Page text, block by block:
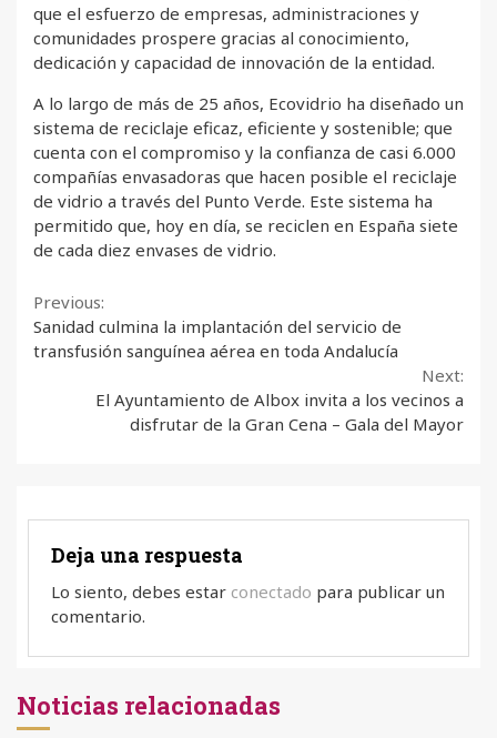
que el esfuerzo de empresas, administraciones y
comunidades prospere gracias al conocimiento,
dedicación y capacidad de innovación de la entidad.
A lo largo de más de 25 años, Ecovidrio ha diseñado un
sistema de reciclaje eficaz, eficiente y sostenible; que
cuenta con el compromiso y la confianza de casi 6.000
compañías envasadoras que hacen posible el reciclaje
de vidrio a través del Punto Verde. Este sistema ha
permitido que, hoy en día, se reciclen en España siete
de cada diez envases de vidrio.
Continue
Reading
Previous:
Sanidad culmina la implantación del servicio de
transfusión sanguínea aérea en toda Andalucía
Next:
El Ayuntamiento de Albox invita a los vecinos a
disfrutar de la Gran Cena – Gala del Mayor
Deja una respuesta
Lo siento, debes estar conectado para publicar un
comentario.
Noticias relacionadas